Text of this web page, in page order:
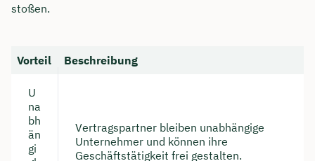
stoßen.
Vorteil Beschreibung
U
na
bh
än
gi
Vertragspartner bleiben unabhängige
Unternehmer und können ihre
Geschäftstätigkeit frei gestalten.